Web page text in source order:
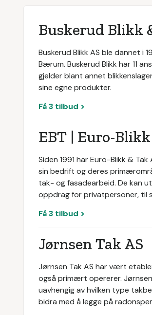
Buskerud Blikk
Buskerud Blikk AS ble dannet i
Bærum. Buskerud Blikk har 11
gjelder blant annet
sine egne produkter.
Få 3 tilbud >
EBT | Euro-
Siden 1991 har Euro-Blikk &
sin bedrift og deres
tak- og fasadearbeid. De kan
oppdrag for privatpersoner, til
Få 3 tilbud >
Jørnsen Tak AS
Jørnsen Tak AS har vært
også primært opererer.
uavhengig av hvilken type
bidra med å legge på